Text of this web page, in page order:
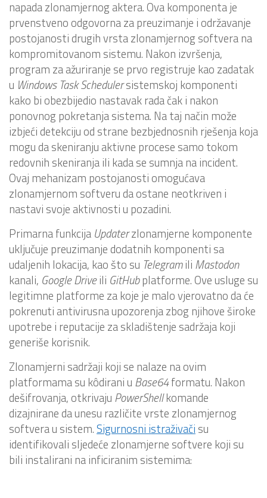
napada zlonamjernog aktera. Ova komponenta je
prvenstveno odgovorna za preuzimanje i održavanje
postojanosti drugih vrsta zlonamjernog softvera na
kompromitovanom sistemu. Nakon izvršenja,
program za ažuriranje se prvo registruje kao zadatak
u Windows Task Schedulersistemskoj komponenti
kako bi obezbijedio nastavak rada čak i nakon
ponovnog pokretanja sistema. Na taj način može
izbjeći detekciju od strane bezbjednosnih rješenja koja
mogu da skeniranju aktivne procese samo tokom
redovnih skeniranja ili kada se sumnja na incident.
Ovaj mehanizam postojanosti omogućava
zlonamjernom softveru da ostane neotkriven i
nastavi svoje aktivnosti u pozadini.
Primarna funkcija Updaterzlonamjerne komponente
uključuje preuzimanje dodatnih komponenti sa
udaljenih lokacija, kao što su Telegramili Mastodon
kanali, Google Driveili GitHubplatforme. Ove usluge su
legitimne platforme za koje je malo vjerovatno da će
pokrenuti antivirusna upozorenja zbog njihove široke
upotrebe i reputacije za skladištenje sadržaja koji
generiše korisnik.
Zlonamjerni sadržaji koji se nalaze na ovim
platformama su kôdirani u Base64formatu. Nakon
dešifrovanja, otkrivaju PowerShellkomande
dizajnirane da unesu različite vrste zlonamjernog
softvera u sistem.Sigurnosni istraživači su
identifikovali sljedeće zlonamjerne softvere koji su
bili instalirani na inficiranim sistemima: